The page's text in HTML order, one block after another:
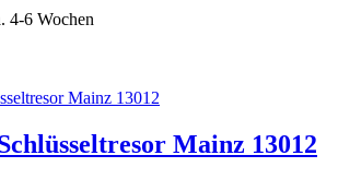
4-6 Wochen
Mainz 13012